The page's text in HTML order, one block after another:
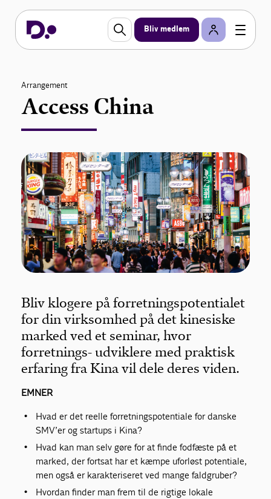
Bliv medlem
Arrangement
Access China
Bliv klogere på forretningspotentialet
for din virksomhed på det kinesiske
marked ved et seminar, hvor
forretnings- udviklere med praktisk
erfaring fra Kina vil dele deres viden.
EMNER
Hvad er det reelle forretningspotentiale for danske
SMV’er og startups i Kina?
Hvad kan man selv gøre for at finde fodfæste på et
marked, der fortsat har et kæmpe uforløst potentiale,
men også er karakteriseret ved mange faldgruber?
Hvordan finder man frem til de rigtige lokale